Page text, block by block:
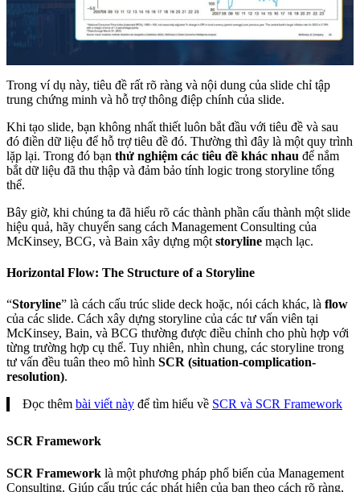
Trong ví dụ này, tiêu đề rất rõ ràng và nội dung của slide chỉ tập
trung chứng minh và hỗ trợ thông điệp chính của slide.
Khi tạo slide, bạn không nhất thiết luôn bắt đầu với tiêu đề và sau
đó điền dữ liệu để hỗ trợ tiêu đề đó. Thường thì đây là một quy trình
lặp lại. Trong đó bạn thử nghiệm các tiêu đề khác nhau để nắm
bắt dữ liệu đã thu thập và đảm bảo tính logic trong storyline tổng
thể.
Bây giờ, khi chúng ta đã hiểu rõ các thành phần cấu thành một slide
hiệu quả, hãy chuyển sang cách Management Consulting của
McKinsey, BCG, và Bain xây dựng một storyline mạch lạc.
Horizontal Flow: The Structure of a Storyline
“Storyline” là cách cấu trúc slide deck hoặc, nói cách khác, là flow
của các slide. Cách xây dựng storyline của các tư vấn viên tại
McKinsey, Bain, và BCG thường được điều chỉnh cho phù hợp với
từng trường hợp cụ thể. Tuy nhiên, nhìn chung, các storyline trong
tư vấn đều tuân theo mô hình SCR (situation-complication-
resolution).
Đọc thêm bài viết này để tìm hiểu về SCR và SCR Framework
SCR Framework
SCR Framework là một phương pháp phổ biến của Management
Consulting. Giúp cấu trúc các phát hiện của bạn theo cách rõ ràng,